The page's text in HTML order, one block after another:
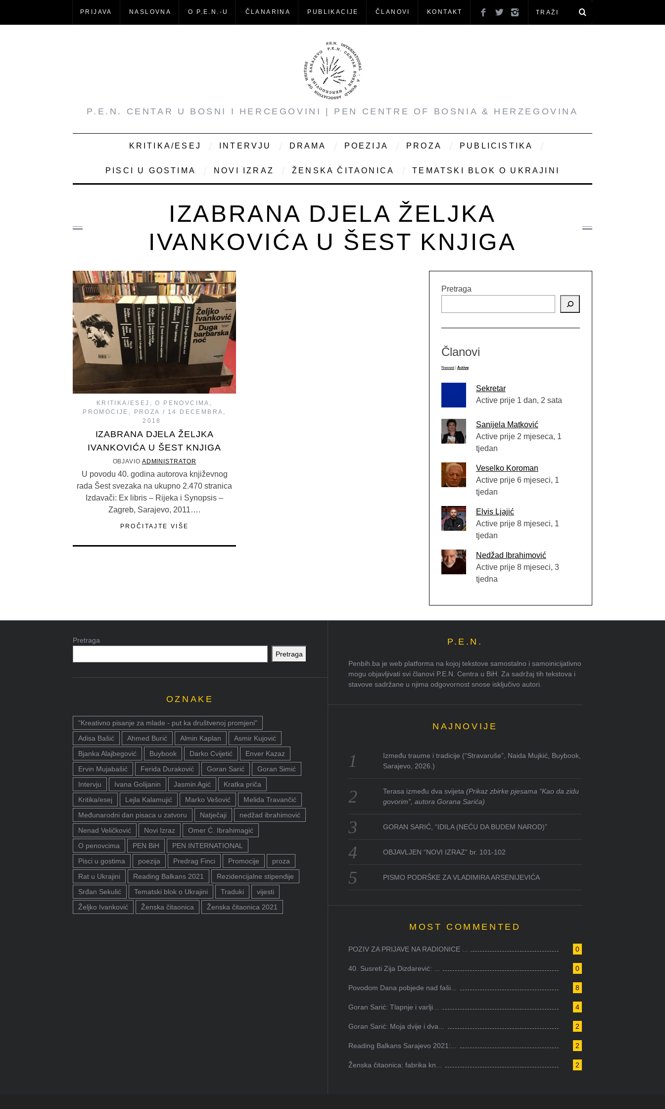
PRIJAVA NASLOVNA O P.E.N.-U ČLANARINA PUBLIKACIJE ČLANOVI KONTAKT
P.E.N. CENTAR U BOSNI I HERCEGOVINI | PEN CENTRE OF BOSNIA & HERZEGOVINA
KRITIKA/ESEJ INTERVJU DRAMA POEZIJA PROZA PUBLICISTIKA
PISCI U GOSTIMA NOVI IZRAZ ŽENSKA ČITAONICA TEMATSKI BLOK O UKRAJINI
IZABRANA DJELA ŽELJKA
IVANKOVIĆA U ŠEST KNJIGA
KRITIKA/ESEJ ,O PENOVCIMA ,
PROMOCIJE , PROZA
14 DECEMBRA,
2018
IZABRANA DJELA ŽELJKA
IVANKOVIĆA U ŠEST KNJIGA
OBJAVIO ADMINISTRATOR
U povodu 40. godina autorova književnog
rada Šest svezaka na ukupno 2.470 stranica
Izdavači: Ex libris – Rijeka i Synopsis –
Zagreb, Sarajevo, 2011….
PROČITAJTE VIŠE
Pretraga
Članovi
Newest Active
Sekretar
Active prije 1 dan, 2 sata
Sanijela Matković
Active prije 2 mjeseca, 1
tjedan
Veselko Koroman
Active prije 6 mjeseci, 1
tjedan
Elvis Ljajić
Active prije 8 mjeseci, 1
tjedan
Nedžad Ibrahimović
Active prije 8 mjeseci, 3
tjedna
Pretraga
Pretraga
OZNAKE
"Kreativno pisanje za mlade - put ka društvenoj promjeni"
Adisa Bašić
Ahmed Burić Almin Kaplan
Asmir Kujović
Bjanka Alajbegović
Buybook Darko Cvijetić
Enver Kazaz
Ervin Mujabašić
Ferida Duraković Goran Sarić
Goran Simić
Intervju
Ivana Golijanin Jasmin Agić
Kratka priča
Kritika/esej
Lejla Kalamujić Marko Vešović
Melida Travančić
Međunarodni dan pisaca u zatvoru
Natječaji
nedžad ibrahimović
Nenad Veličković
Novi Izraz
Omer Ć. Ibrahimagić
O penovcima
PEN BiH
PEN INTERNATIONAL
Pisci u gostima
poezija Predrag Finci Promocije
proza
Rat u Ukrajini
Reading Balkans 2021
Rezidencijalne stipendije
Srđan Sekulić
Tematski blok o Ukrajini Traduki
vijesti
Željko Ivanković
Ženska čitaonica Ženska čitaonica 2021
P.E.N.
Penbih.ba je web platforma na kojoj tekstove samostalno i samoinicijativno
mogu objavljivati svi članovi P.E.N. Centra u BiH. Za sadržaj tih tekstova i
stavove sadržane u njima odgovornost snose isključivo autori.
NAJNOVIJE
Između traume i tradicije (“Stravaruše”, Naida Mujkić, Buybook,
Sarajevo, 2026.)
Terasa između dva svijeta(Prikaz zbirke pjesama “Kao da zidu
govorim”, autora Gorana Sarića)
GORAN SARIĆ, “IDILA (NEĆU DA BUDEM NAROD)”
OBJAVLJEN “NOVI IZRAZ” br. 101-102
PISMO PODRŠKE ZA VLADIMIRA ARSENIJEVIĆA
MOST COMMENTED
0
POZIV ZA PRIJAVE NA RADIONICE ...
0
40. Susreti Zija Dizdarević: ...
8
Povodom Dana pobjede nad faši...
4
Goran Sarić: Tlapnje i varlji...
2
Goran Sarić: Moja dvije i dva...
2
Reading Balkans Sarajevo 2021:...
2
Ženska čitaonica: fabrika kn...